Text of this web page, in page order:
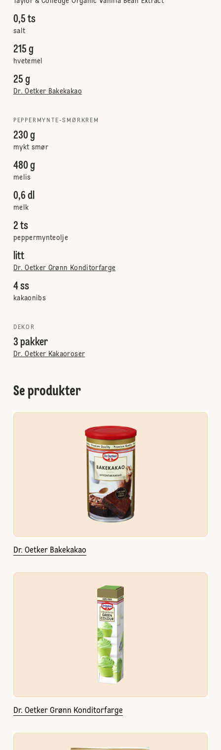
0,5 ts
salt
215 g
hvetemel
25 g
Dr. Oetker Bakekakao
PEPPERMYNTE-SMØRKREM
230 g
mykt smør
480 g
melis
0,6 dl
melk
2 ts
peppermynteolje
litt
Dr. Oetker Grønn Konditorfarge
4 ss
kakaonibs
DEKOR
3 pakker
Dr. Oetker Kakaoroser
Se produkter
Dr. Oetker Bakekakao
Dr. Oetker Grønn Konditorfarge